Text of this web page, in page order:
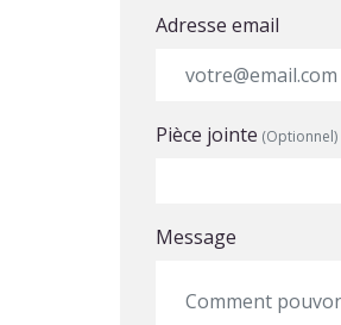
Adresse email
Pièce jointe (Optionnel)
Message